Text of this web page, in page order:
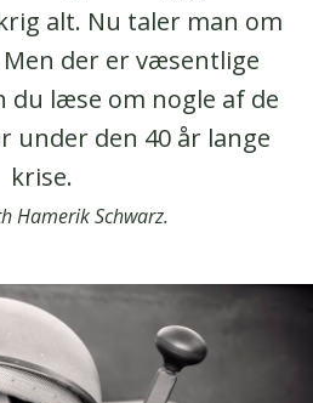
alt. Nu taler man om
der er væsentlige
du læse om nogle af de
under den 40 år lange
krise.
Hamerik Schwarz.